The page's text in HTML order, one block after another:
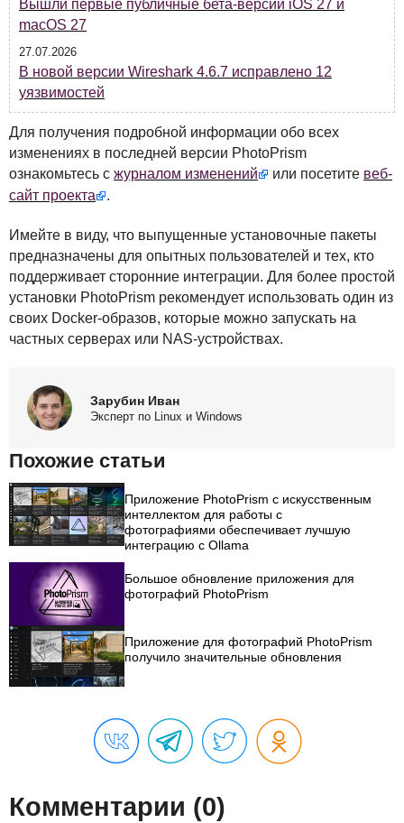
Вышли первые публичные бета-версии iOS 27 и
macOS 27
27.07.2026
В новой версии Wireshark 4.6.7 исправлено 12
уязвимостей
Для получения подробной информации обо всех
изменениях в последней версии PhotoPrism
ознакомьтесь с журналом изменений или посетите веб-
сайт проекта
.
Имейте в виду, что выпущенные установочные пакеты
предназначены для опытных пользователей и тех, кто
поддерживает сторонние интеграции. Для более простой
установки PhotoPrism рекомендует использовать один из
своих Docker-образов, которые можно запускать на
частных серверах или NAS-устройствах.
Зарубин Иван
Эксперт по Linux и Windows
Похожие статьи
Приложение PhotoPrism с искусственным
интеллектом для работы с
фотографиями обеспечивает лучшую
интеграцию с Ollama
Большое обновление приложения для
фотографий PhotoPrism
Приложение для фотографий PhotoPrism
получило значительные обновления
Комментарии (0)